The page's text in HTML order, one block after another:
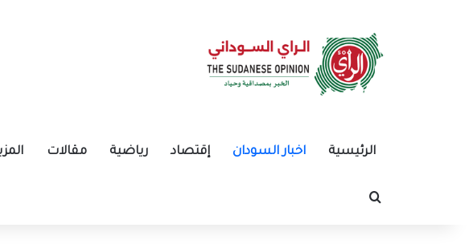
الرئيسية اخبار السودان إقتصاد رياضية مقالات
بحث عن